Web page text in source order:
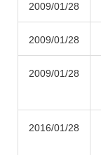
2009/01/28
2009/01/28
2009/01/28
2016/01/28